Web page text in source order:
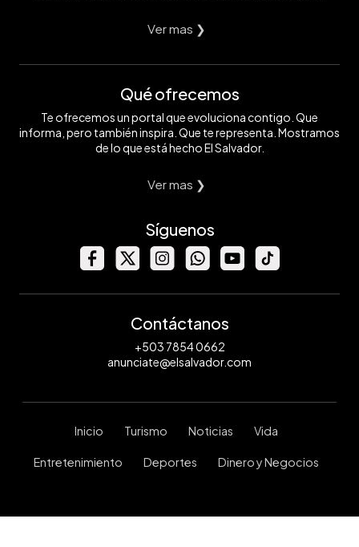
Ver mas ❯
Qué ofrecemos
Te ofrecemos un portal que evoluciona contigo. Que
informa, pero también inspira. Que te representa. Mostramos
de lo que está hecho El Salvador.
Ver mas ❯
Síguenos
Contáctanos
+503 7854 0662
anunciate@elsalvador.com
Inicio Turismo Noticias Vida
Entretenimiento Deportes Dinero y Negocios